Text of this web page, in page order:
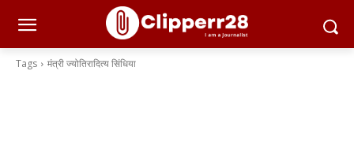
Tags मंत्री ज्योतिरादित्य सिंधिया